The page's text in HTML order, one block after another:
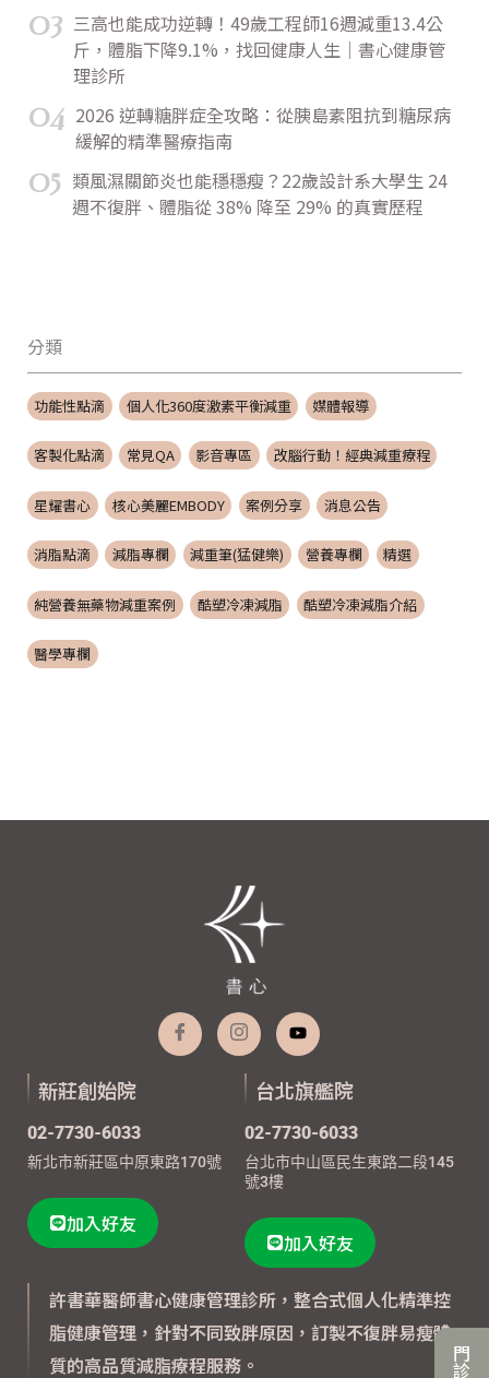
門
診
03 三高也能成功逆轉！49歲工程師16週減重13.4公
斤，體脂下降9.1%，找回健康人生｜書心健康管
理診所
04 2026 逆轉糖胖症全攻略：從胰島素阻抗到糖尿病
緩解的精準醫療指南
05 類風濕關節炎也能穩穩瘦？22歲設計系大學生 24
週不復胖、體脂從 38% 降至 29% 的真實歷程
分類
功能性點滴 個人化360度激素平衡減重 媒體報導
客製化點滴 常見QA 影音專區 改腦行動！經典減重療程
星耀書心 核心美麗EMBODY 案例分享 消息公告
消脂點滴 減脂專欄 減重筆(猛健樂) 營養專欄 精選
純營養無藥物減重案例 酷塑冷凍減脂 酷塑冷凍減脂介紹
醫學專欄
新莊創始院
02-7730-6033
新北市新莊區中原東路170號
加入好友
台北旗艦院
02-7730-6033
台北市中山區民生東路二段145
號3樓
加入好友
許書華醫師書心健康管理診所，整合式個人化精準控
脂健康管理，針對不同致胖原因，訂製不復胖易瘦體
質的高品質減脂療程服務。